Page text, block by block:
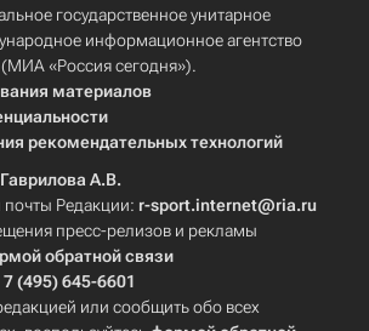
государственное унитарное
информационное агентство
(МИА «Россия сегодня»).
материалов
рекомендательных технологий
Гаврилова А.В.
Редакции: r-sport.internet@ria.ru
пресс-релизов и рекламы
обратной связи
7 (495) 645-6601
или сообщить обо всех